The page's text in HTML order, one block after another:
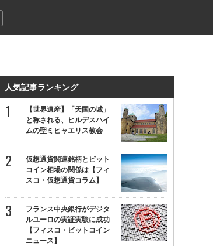
人気記事ランキング
【世界遺産】「天国の城」
と称される、ヒルデスハイ
ムの聖ミヒャエリス教会
仮想通貨関連銘柄とビット
コイン相場の関係は【フィ
スコ・仮想通貨コラム】
フランス中央銀行がデジタ
ルユーロの実証実験に成功
【フィスコ・ビットコイン
ニュース】